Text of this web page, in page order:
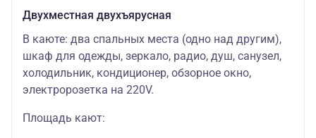
Двухместная двухъярусная
В каюте: два спальных места (одно над другим),
шкаф для одежды, зеркало, радио, душ, санузел,
холодильник, кондиционер, обзорное окно,
электророзетка на 220V.
Площадь кают: